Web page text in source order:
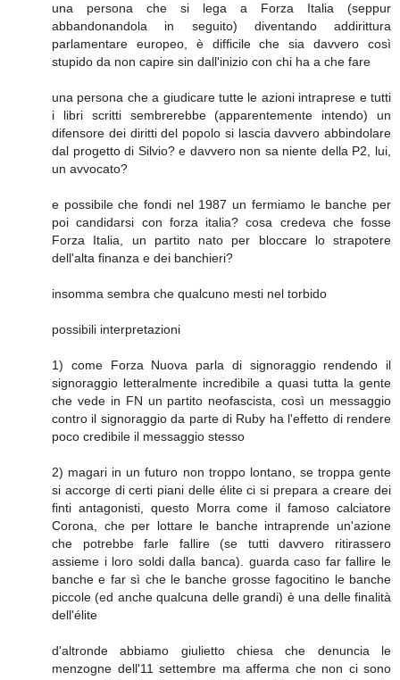
una persona che si lega a Forza Italia (seppur
abbandonandola in seguito) diventando addirittura
parlamentare europeo, è difficile che sia davvero così
stupido da non capire sin dall'inizio con chi ha a che fare
una persona che a giudicare tutte le azioni intraprese e tutti
i libri scritti sembrerebbe (apparentemente intendo) un
difensore dei diritti del popolo si lascia davvero abbindolare
dal progetto di Silvio? e davvero non sa niente della P2, lui,
un avvocato?
e possibile che fondi nel 1987 un fermiamo le banche per
poi candidarsi con forza italia? cosa credeva che fosse
Forza Italia, un partito nato per bloccare lo strapotere
dell'alta finanza e dei banchieri?
insomma sembra che qualcuno mesti nel torbido
possibili interpretazioni
1) come Forza Nuova parla di signoraggio rendendo il
signoraggio letteralmente incredibile a quasi tutta la gente
che vede in FN un partito neofascista, così un messaggio
contro il signoraggio da parte di Ruby ha l'effetto di rendere
poco credibile il messaggio stesso
2) magari in un futuro non troppo lontano, se troppa gente
si accorge di certi piani delle élite ci si prepara a creare dei
finti antagonisti, questo Morra come il famoso calciatore
Corona, che per lottare le banche intraprende un'azione
che potrebbe farle fallire (se tutti davvero ritirassero
assieme i loro soldi dalla banca). guarda caso far fallire le
banche e far sì che le banche grosse fagocitino le banche
piccole (ed anche qualcuna delle grandi) è una delle finalità
dell'élite
d'altronde abbiamo giulietto chiesa che denuncia le
menzogne dell'11 settembre ma afferma che non ci sono